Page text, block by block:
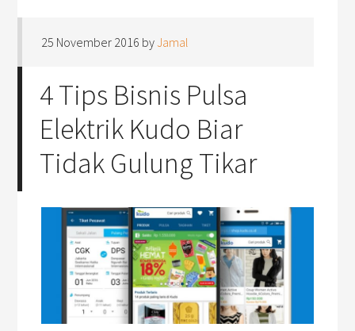
25 November 2016 byJamal
4 Tips Bisnis Pulsa
Elektrik Kudo Biar
Tidak Gulung Tikar